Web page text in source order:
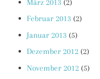
März 2013 (2)
Februar 2013 (2)
Januar 2013 (5)
Dezember 2012 (2)
November 2012 (5)